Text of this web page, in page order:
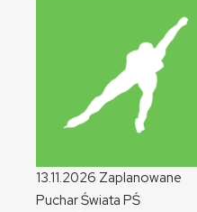
13.11.2026 Zaplanowane
Puchar Świata PŚ